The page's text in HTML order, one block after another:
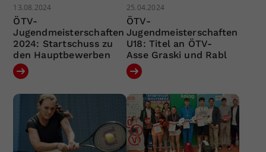
13.08.2024
ÖTV-
Jugendmeisterschaften
2024: Startschuss zu
den Hauptbewerben
25.04.2024
ÖTV-
Jugendmeisterschaften
U18: Titel an ÖTV-
Asse Graski und Rabl